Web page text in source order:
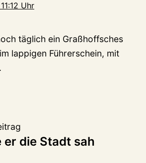
Uhr
täglich ein Graßhoffsches
lappigen Führerschein, mit
er die Stadt sah